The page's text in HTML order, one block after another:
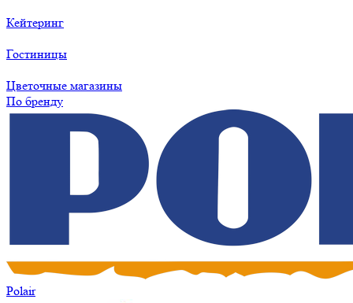
Кейтеринг
Гостиницы
Цветочные магазины
По бренду
Polair